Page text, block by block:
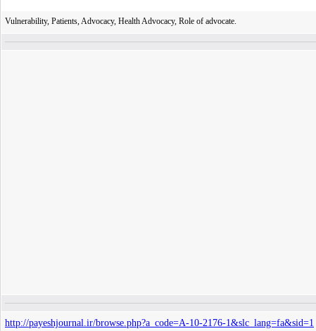
Vulnerability, Patients, Advocacy, Health Advocacy, Role of advocate.
http://payeshjournal.ir/browse.php?a_code=A-10-2176-1&slc_lang=fa&sid=1